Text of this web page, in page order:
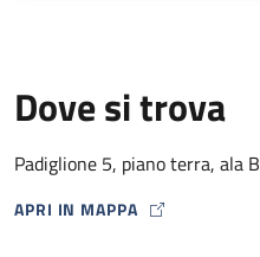
Dove si trova
Padiglione 5, piano terra, ala B
APRI IN MAPPA
MAP ICON